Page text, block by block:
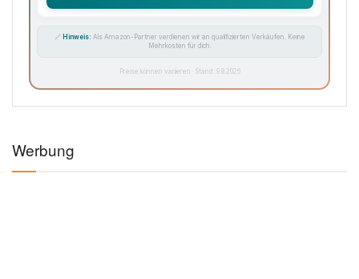
🔗 Hinweis: Als Amazon-Partner verdienen wir an qualifizierten Verkäufen. Keine
Mehrkosten für dich.
Preise können variieren · Stand: 9.8.2026
Werbung